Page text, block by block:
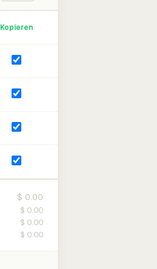
Kopieren
$ 0.00
$ 0.00
$ 0.00
$ 0.00